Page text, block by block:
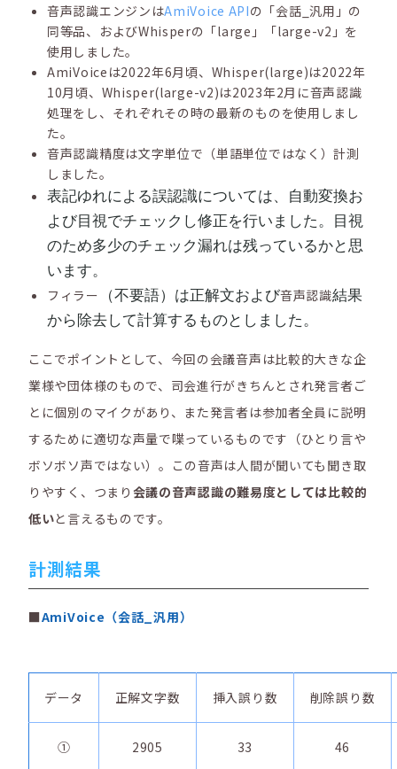
音声認識エンジンはAmiVoice APIの「会話_汎用」の
同等品、およびWhisperの「large」「large-v2」を
使用しました。
AmiVoiceは2022年6月頃、Whisper(large)は2022年
10月頃、Whisper(large-v2)は2023年2月に音声認識
処理をし、それぞれその時の最新のものを使用しまし
た。
音声認識精度は文字単位で（単語単位ではなく）計測
しました。
表記ゆれによる誤認識については、自動変換お
よび目視でチェックし修正を行いました。目視
のため多少のチェック漏れは残っているかと思
います。
フィラー （不要語）は正解文および音声認識結果
から除去して計算するものとしました。
ここでポイントとして、今回の会議音声は比較的大きな企
業様や団体様のもので、司会進行がきちんとされ発言者ご
とに個別のマイクがあり、また発言者は参加者全員に説明
するために適切な声量で喋っているものです（ひとり言や
ボソボソ声ではない）。この音声は人間が聞いても聞き取
りやすく、つまり 会議の音声認識の難易度としては比較的
低いと言えるものです。
計測結果
■AmiVoice（会話_汎用）
データ 正解文字数 挿入誤り数 削除誤り数
① 2905 33 46